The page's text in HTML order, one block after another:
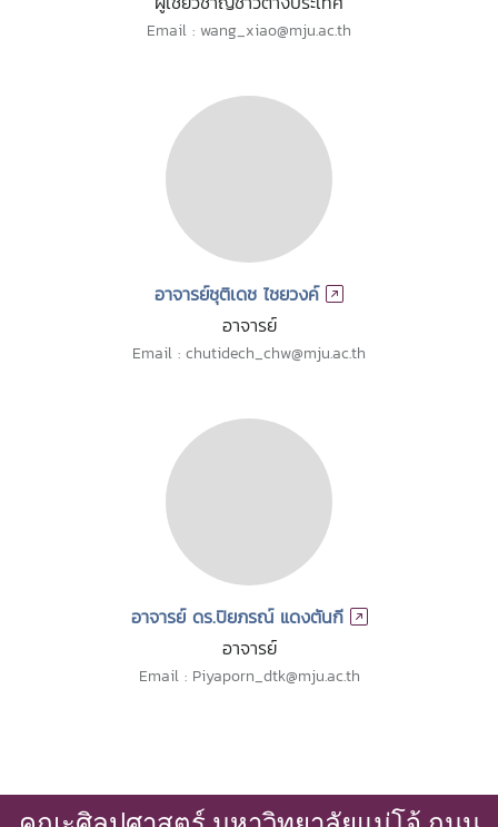
Email : wang_xiao@mju.ac.th
อาจารย์ชุติเดช ไชยวงค์
อาจารย์
Email : chutidech_chw@mju.ac.th
อาจารย์ ดร.ปิยภรณ์ แดงตันกี
อาจารย์
Email : Piyaporn_dtk@mju.ac.th